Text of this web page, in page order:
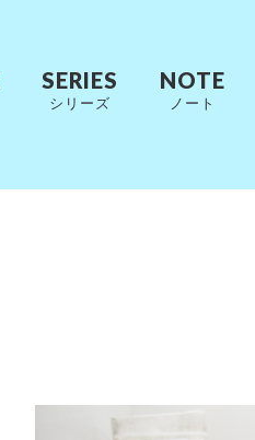
SERIES
シリーズ
NOTE
ノート